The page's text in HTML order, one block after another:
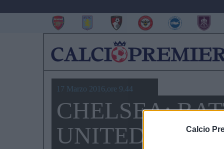
Calcio
17 Marzo 2016,ore 9.44
CHELSEA:
UNITED PER